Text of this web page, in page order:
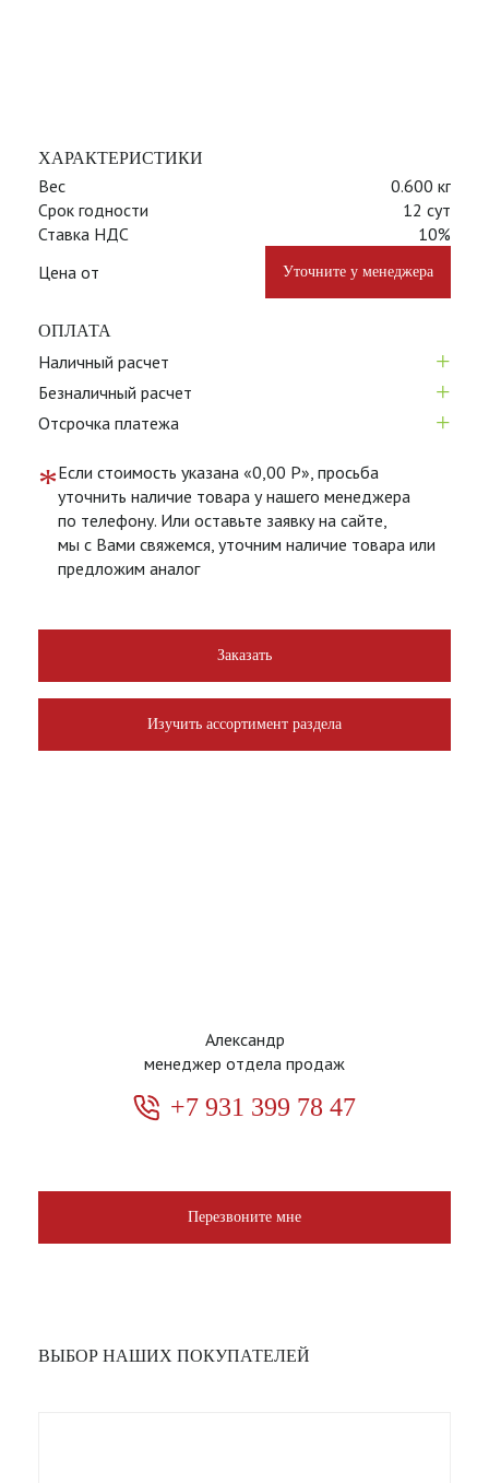
ХАРАКТЕРИСТИКИ
Вес
0.600 кг
Срок годности
12 сут
Ставка НДС
10%
Цена от
Уточните у менеджера
ОПЛАТА
Наличный расчет +
Безналичный расчет +
Отсрочка платежа +
*Если стоимость указана «0,00 Р», просьба
уточнить наличие товара у нашего менеджера
по телефону. Или оставьте заявку на сайте,
мы с Вами свяжемся, уточним наличие товара или
предложим аналог
Заказать
Изучить ассортимент раздела
Александр
менеджер отдела продаж
+7 931 399 78 47
Перезвоните мне
ВЫБОР НАШИХ ПОКУПАТЕЛЕЙ